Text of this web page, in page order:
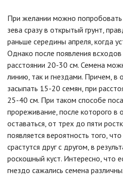
При желании можно попробовать
зева сразу в открытый грунт,
раньше середины апреля, когда
Однако после появления
расстоянии 20-30 см. Семена
линию, так и гнездами. Причем, в
засыпать 15-20 семян, при
25-40 см. При таком способе
прореживание, после которого
оставаться, от трех до пяти
появляется вероятность того,
срастутся друг с другом, в
роскошный куст. Интересно, что
гнездо сажались семена